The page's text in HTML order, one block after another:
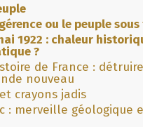
ou le peuple
1922 : chaleur
?
de France :
nouveau
crayons jadis
: merveille géologique